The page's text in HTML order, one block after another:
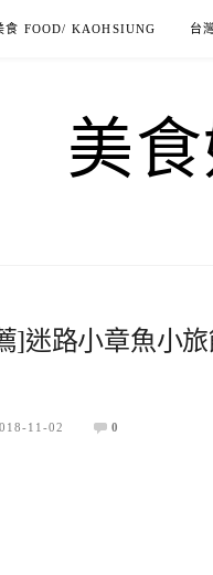
食 FOOD/ KAOHSIUNG 台
美
]迷路小章魚小
11-02 0